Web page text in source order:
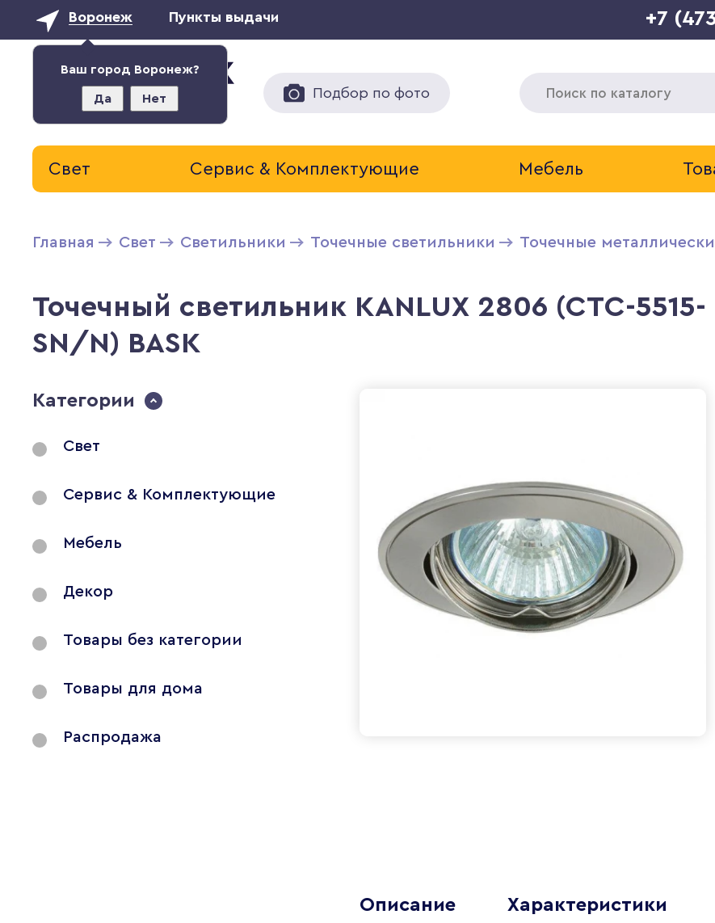
Воронеж
Ваш город Воронеж?
Да Нет
Пункты выдачи +7
Подбор по фото
Свет Сервис & Комплектующие Мебель
Главная Свет Светильники Точечные светильники Точечные
Точечный светильник KANLUX 2806 (CTC-5515-
SN/N) BASK
Категории
Свет
Сервис & Комплектующие
Мебель
Декор
Товары без категории
Товары для дома
Распродажа
Описание Характеристики